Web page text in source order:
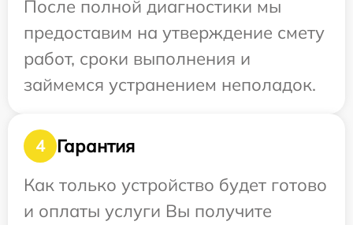
После полной диагностики мы
предоставим на утверждение смету
работ, сроки выполнения и
займемся устранением неполадок.
4
Гарантия
Как только устройство будет готово
и оплаты услуги Вы получите